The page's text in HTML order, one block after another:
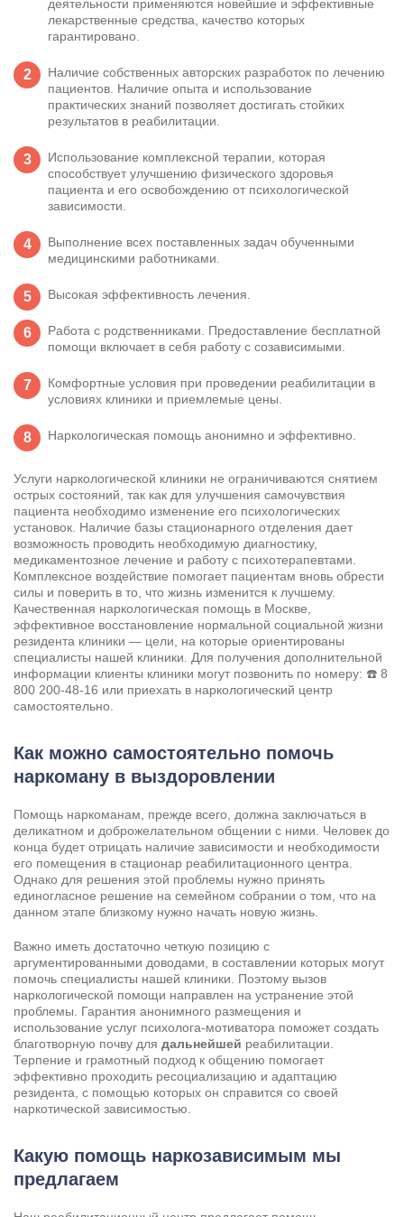
деятельности применяются новейшие и эффективные
лекарственные средства, качество которых
гарантировано.
Наличие собственных авторских разработок по лечению
пациентов. Наличие опыта и использование
практических знаний позволяет достигать стойких
результатов в реабилитации.
Использование комплексной терапии, которая
способствует улучшению физического здоровья
пациента и его освобождению от психологической
зависимости.
Выполнение всех поставленных задач обученными
медицинскими работниками.
Высокая эффективность лечения.
Работа с родственниками. Предоставление бесплатной
помощи включает в себя работу с созависимыми.
Комфортные условия при проведении реабилитации в
условиях клиники и приемлемые цены.
Наркологическая помощь анонимно и эффективно.
Услуги наркологической клиники не ограничиваются снятием
острых состояний, так как для улучшения самочувствия
пациента необходимо изменение его психологических
установок. Наличие базы стационарного отделения дает
возможность проводить необходимую диагностику,
медикаментозное лечение и работу с психотерапевтами.
Комплексное воздействие помогает пациентам вновь обрести
силы и поверить в то, что жизнь изменится к лучшему.
Качественная наркологическая помощь в Москве,
эффективное восстановление нормальной социальной жизни
резидента клиники — цели, на которые ориентированы
специалисты нашей клиники. Для получения дополнительной
информации клиенты клиники могут позвонить по номеру: ☎️ 8
800 200-48-16 или приехать в наркологический центр
самостоятельно.
Как можно самостоятельно помочь
наркоману в выздоровлении
Помощь наркоманам, прежде всего, должна заключаться в
деликатном и доброжелательном общении с ними. Человек до
конца будет отрицать наличие зависимости и необходимости
его помещения в стационар реабилитационного центра.
Однако для решения этой проблемы нужно принять
единогласное решение на семейном собрании о том, что на
данном этапе близкому нужно начать новую жизнь.
Важно иметь достаточно четкую позицию с
аргументированными доводами, в составлении которых могут
помочь специалисты нашей клиники. Поэтому вызов
наркологической помощи направлен на устранение этой
проблемы. Гарантия анонимного размещения и
использование услуг психолога-мотиватора поможет создать
благотворную почву для дальнейшей реабилитации.
Терпение и грамотный подход к общению помогает
эффективно проходить ресоциализацию и адаптацию
резидента, с помощью которых он справится со своей
наркотической зависимостью.
Какую помощь наркозависимым мы
предлагаем